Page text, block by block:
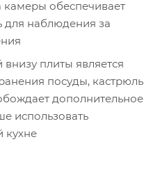
камеры обеспечивает
для наблюдения за
плиты является
посуды, кастрюль
дополнительное
использовать
кухне